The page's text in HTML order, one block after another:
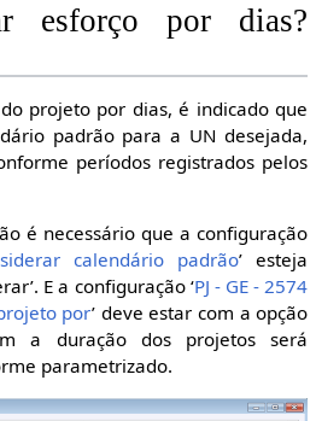
esforço por dias?
projeto por dias, é indicado que
padrão para a UN desejada,
períodos registrados pelos
é necessário que a configuração
calendário padrão’ esteja
E a configuração ‘PJ - GE - 2574
por’ deve estar com a opção
a duração dos projetos será
parametrizado.